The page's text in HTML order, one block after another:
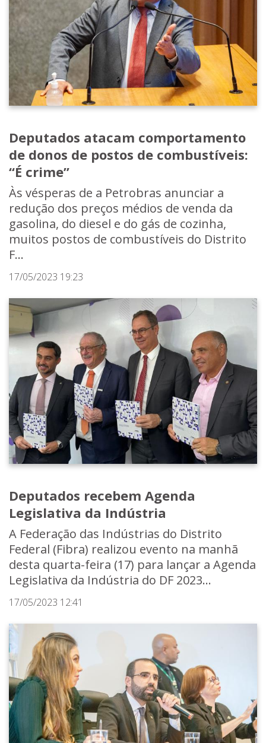
Deputados atacam comportamento
de donos de postos de combustíveis:
“É crime”
Às vésperas de a Petrobras anunciar a
redução dos preços médios de venda da
gasolina, do diesel e do gás de cozinha,
muitos postos de combustíveis do Distrito
F...
17/05/2023 19:23
Deputados recebem Agenda
Legislativa da Indústria
A Federação das Indústrias do Distrito
Federal (Fibra) realizou evento na manhã
desta quarta-feira (17) para lançar a Agenda
Legislativa da Indústria do DF 2023...
17/05/2023 12:41